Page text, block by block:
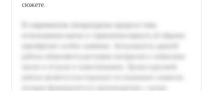
сюжете.